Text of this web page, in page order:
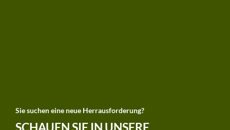
Sie suchen eine neue Herrausforderung?
SCHAUEN SIE IN UNSERE